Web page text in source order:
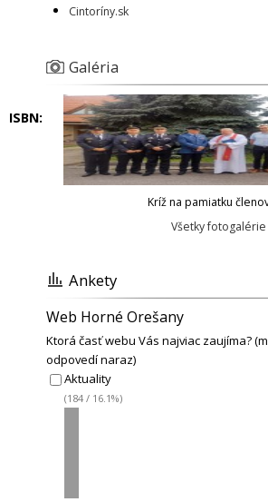
ISBN:
Cintoríny.sk
Galéria
Kríž na pamiatku
Všetky fotogalérie
Ankety
Web Horné Orešany
Ktorá časť webu Vás najviac zaujíma?
odpovedí naraz)
Aktuality
(184 / 16.1%)